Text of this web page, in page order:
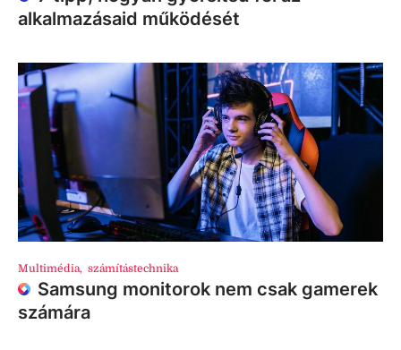
alkalmazásaid működését
Multimédia, számítástechnika
Samsung monitorok nem csak gamerek
számára